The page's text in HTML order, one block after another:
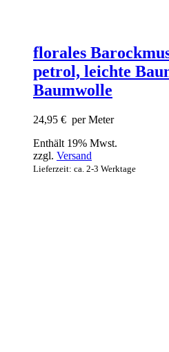
florales
petrol, leichte
Baumwolle
24,95 € per Meter
Enthält 19% Mwst.
zzgl. Versand
Lieferzeit: ca. 2-3 Werktage